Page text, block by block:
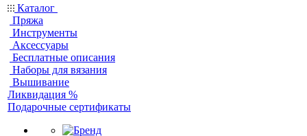
Каталог
Пряжа
Инструменты
Аксессуары
Бесплатные описания
Наборы для вязания
Вышивание
Ликвидация %
Подарочные сертификаты